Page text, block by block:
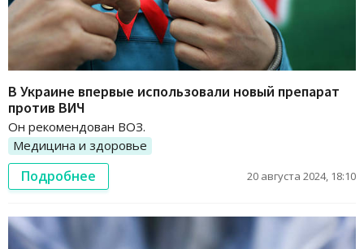
В Украине впервые использовали новый препарат
против ВИЧ
Он рекомендован ВОЗ.
Медицина и здоровье
Подробнее 20 августа 2024, 18:10